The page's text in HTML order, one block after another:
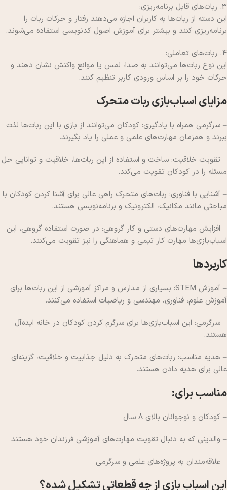
3. ربات‌های قابل برنامه‌ریزی:
این دسته از ربات‌ها به کاربران اجازه می‌دهند رفتار و حرکات ربات را
برنامه‌ریزی کنند و بیشتر برای آموزش اصول کدنویسی استفاده می‌شوند.
4. ربات‌های تعاملی:
این نوع ربات‌ها می‌توانند به صدا، لمس یا موانع واکنش نشان دهند و
حرکات خود را بر اساس ورودی کاربر تنظیم کنند.
مزایای اسباب‌بازی ربات متحرک
– سرگرمی همراه با یادگیری: کودکان می‌توانند از بازی با این ربات‌ها لذت
ببرند و همزمان مهارت‌های علمی و عملی را یاد بگیرند.
– تقویت خلاقیت: ساخت و استفاده از این ربات‌ها، خلاقیت و توانایی حل
مسئله را در کودکان تقویت می‌کند.
– آشنایی با فناوری: ربات‌های متحرک راهی عالی برای آشنا کردن کودکان با
مباحثی مانند مکانیک، الکترونیک و برنامه‌نویسی هستند.
– افزایش مهارت‌های دستی و کار گروهی: در صورت استفاده گروهی، این
اسباب‌بازی‌ها مهارت کار تیمی و هماهنگی را نیز تقویت می‌کنند.
کاربردها
– آموزش STEM: بسیاری از مدارس و مراکز آموزشی از این ربات‌ها برای
آموزش علوم، فناوری، مهندسی و ریاضیات استفاده می‌کنند.
– سرگرمی: این اسباب‌بازی‌ها برای سرگرم کردن کودکان در خانه ایده‌آل
هستند.
– هدیه مناسب: ربات‌های متحرک به دلیل جذابیت و خلاقیت، گزینه‌ای
عالی برای هدیه دادن هستند.
مناسب برای:
– کودکان و نوجوانان بالای 8 سال
– والدینی که به دنبال تقویت مهارت‌های آموزشی فرزندان خود هستند
– علاقه‌مندان به پروژه‌های علمی و سرگرمی
این اسباب بازی از چه قطعاتی تشکیل شده؟